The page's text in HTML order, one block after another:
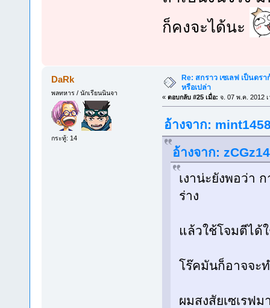
ก็คงจะได้นะ
DaRk
พลทหาร / นักเรียนนินจา
กระทู้: 14
Re: สกราว เซเลฟ เป็นดร
หรือเปล่า
« ตอบกลับ #25 เมื่อ: จ. 07 พ.ค. 2012
อ้างจาก:
อ้างจาก:
เงาน่ะยังพอว่า
ร่าง
แล้วใช้โจมตีได้
โร๊คมันก็อาจจะ
ผมสงสัยเซเรฟม